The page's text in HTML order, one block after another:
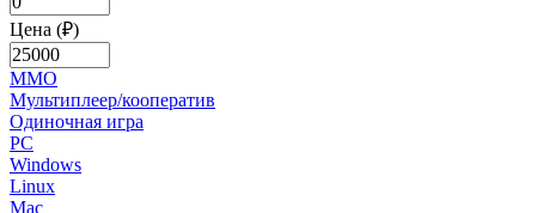
Цена (₽)
MMO
Мультиплеер/кооператив
Одиночная игра
PC
Windows
Linux
Mac